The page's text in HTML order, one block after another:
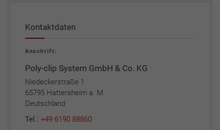
Kontaktdaten
Anschrift:
Poly-clip System GmbH & Co. KG
Niedeckerstraße 1
65795 Hattersheim a. M.
Deutschland
Tel.: +49 6190 88860